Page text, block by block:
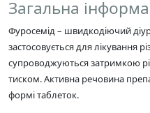
Загальна
Фуросемід – швидкодіючий
застосовується для лікування
супроводжуються затримкою
тиском. Активна речовина
формі таблеток.